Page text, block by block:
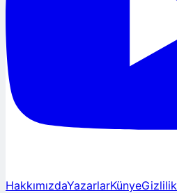
HakkımızdaYazarlarKünyeGizlilik